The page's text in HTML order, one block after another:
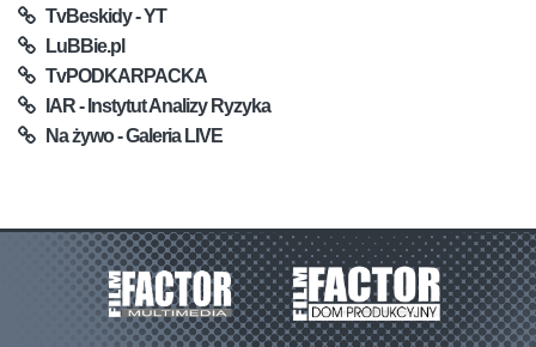
TvBeskidy - YT
LuBBie.pl
TvPODKARPACKA
IAR - Instytut Analizy Ryzyka
Na żywo - Galeria LIVE